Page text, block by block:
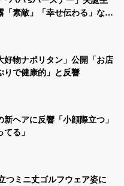
「素敵」「幸せ伝わる」など
好物ナポリタン」公開「お店
りで健康的」と反響
ヘアに反響「小顔際立つ」
てる」
つミニ丈ゴルフウェア姿に